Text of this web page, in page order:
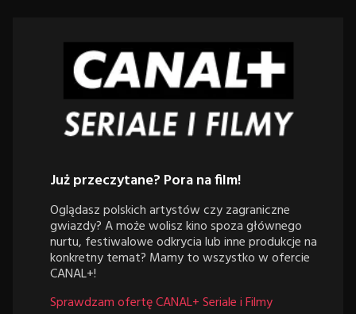
Już przeczytane? Pora na film!
Oglądasz polskich artystów czy zagraniczne
gwiazdy? A może wolisz kino spoza głównego
nurtu, festiwalowe odkrycia lub inne produkcje na
konkretny temat? Mamy to wszystko w ofercie
CANAL+!
Sprawdzam ofertę CANAL+ Seriale i Filmy